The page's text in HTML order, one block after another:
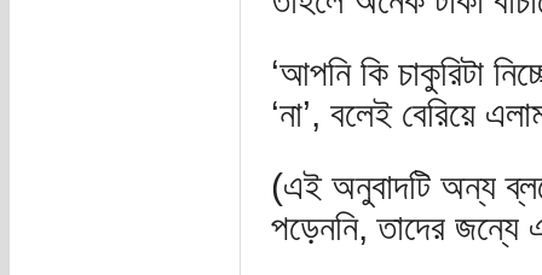
‘আপনি কি চাকুরিটা
‘না’, বলেই বেরিয়ে
(এই অনুবাদটি অন্য
পড়েননি, তাদের জন্যে